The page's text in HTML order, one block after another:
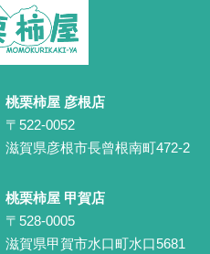
桃栗柿屋 彦根店
〒522-0052
滋賀県彦根市長曾根南町472-2
桃栗柿屋 甲賀店
〒528-0005
滋賀県甲賀市水口町水口5681